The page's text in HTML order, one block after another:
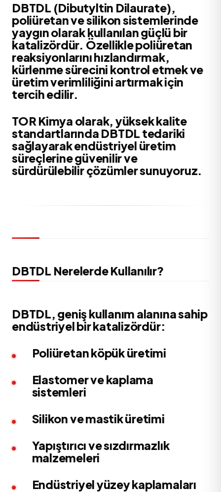
DBTDL (Dibutyltin Dilaurate),
poliüretan ve silikon sistemlerinde
yaygın olarak kullanılan güçlü bir
katalizördür. Özellikle poliüretan
reaksiyonlarını hızlandırmak,
kürlenme sürecini kontrol etmek ve
üretim verimliliğini artırmak için
tercih edilir.
TOR Kimya olarak, yüksek kalite
standartlarında DBTDL tedariki
sağlayarak endüstriyel üretim
süreçlerine güvenilir ve
sürdürülebilir çözümler sunuyoruz.
DBTDL Nerelerde Kullanılır?
DBTDL, geniş kullanım alanına sahip
endüstriyel bir katalizördür:
Poliüretan köpük üretimi
Elastomer ve kaplama
sistemleri
Silikon ve mastik üretimi
Yapıştırıcı ve sızdırmazlık
malzemeleri
Endüstriyel yüzey kaplamaları